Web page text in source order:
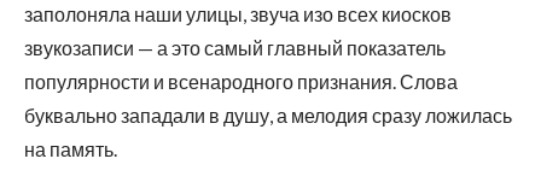
заполоняла наши улицы, звуча изо всех киосков
звукозаписи — а это самый главный показатель
популярности и всенародного признания. Слова
буквально западали в душу, а мелодия сразу ложилась
на память.